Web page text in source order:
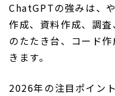
ChatGPTの強みは、
作成、資料作成、調
のたたき台、コード
きます。
2026年の注目ポイン